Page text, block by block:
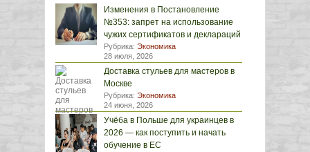
Изменения в Постановление
№353: запрет на использование
чужих сертификатов и деклараций
Рубрика: Экономика
28 июля, 2026
Доставка стульев для мастеров в
Москве
Рубрика: Экономика
24 июня, 2026
Учёба в Польше для украинцев в
2026 — как поступить и начать
обучение в ЕС